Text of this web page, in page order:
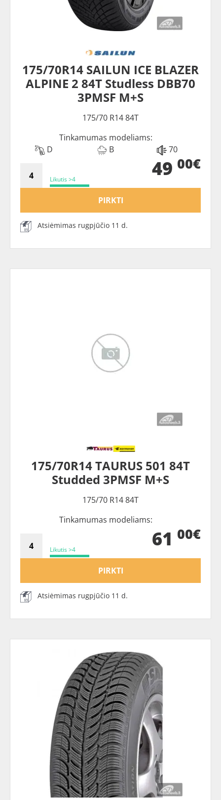
175/70R14 SAILUN ICE BLAZER
ALPINE 2 84T Studless DBB70
3PMSF M+S
175/70 R14 84T
Tinkamumas modeliams:
D
B 70
Likutis >4 49 00€
PIRKTI
Atsiėmimas rugpjūčio 11 d.
175/70R14 TAURUS 501 84T
Studded 3PMSF M+S
175/70 R14 84T
Tinkamumas modeliams:
Likutis >4 61 00€
PIRKTI
Atsiėmimas rugpjūčio 11 d.